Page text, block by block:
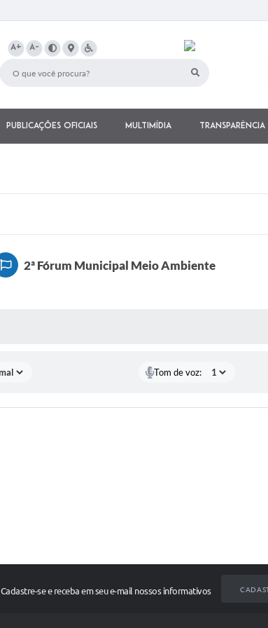
A+ A-
Publicações Oficiais Multimídia Transparência
2ª Fórum Municipal Meio Ambiente
Tom de voz:
Cadastre-se e receba em seu e-mail nossos informativos